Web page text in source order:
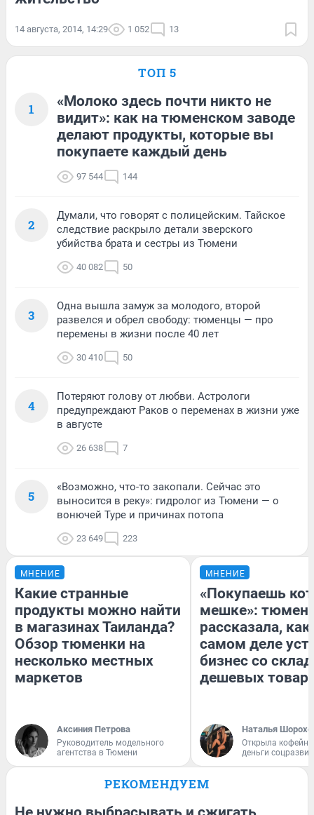
14 августа, 2014, 14:29 1 052 13
ТОП 5
1
«Молоко здесь почти никто не
видит»: как на тюменском заводе
делают продукты, которые вы
покупаете каждый день
97 544 144
2
Думали, что говорят с полицейским. Тайское
следствие раскрыло детали зверского
убийства брата и сестры из Тюмени
40 082 50
3
Одна вышла замуж за молодого, второй
развелся и обрел свободу: тюменцы — про
перемены в жизни после 40 лет
30 410 50
4
Потеряют голову от любви. Астрологи
предупреждают Раков о переменах в жизни уже
в августе
26 638 7
5
«Возможно, что-то закопали. Сейчас это
выносится в реку»: гидролог из Тюмени — о
вонючей Туре и причинах потопа
23 649 223
МНЕНИЕ
Какие странные
продукты можно найти
в магазинах Таиланда?
Обзор тюменки на
несколько местных
маркетов
Аксиния Петрова
Руководитель модельного
агентства в Тюмени
МНЕНИЕ
«Покупаешь
мешке»:
рассказала, как
самом деле
бизнес со
дешевых
Наталья
Открыла
деньги
РЕКОМЕНДУЕМ